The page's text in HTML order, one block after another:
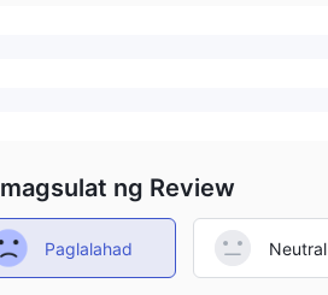
magsulat ng Review
Paglalahad Neutral